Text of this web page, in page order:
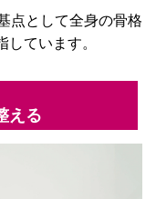
点として全身の骨格
ています。
える